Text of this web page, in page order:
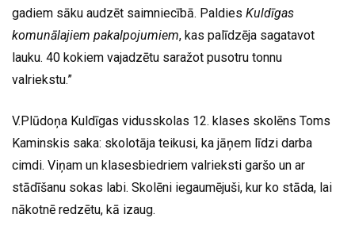
gadiem sāku audzēt saimniecībā. Paldies Kuldīgas
komunālajiem pakalpojumiem, kas palīdzēja sagatavot
lauku. 40 kokiem vajadzētu saražot pusotru tonnu
valriekstu.”
V.Plūdoņa Kuldīgas vidusskolas 12. klases skolēns Toms
Kaminskis saka: skolotāja teikusi, ka jāņem līdzi darba
cimdi. Viņam un klasesbiedriem valrieksti garšo un ar
stādīšanu sokas labi. Skolēni iegaumējuši, kur ko stāda, lai
nākotnē redzētu, kā izaug.